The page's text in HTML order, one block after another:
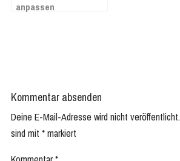
anpassen
Kommentar absenden
Deine E-Mail-Adresse wird nicht veröffentlicht.
sind mit *markiert